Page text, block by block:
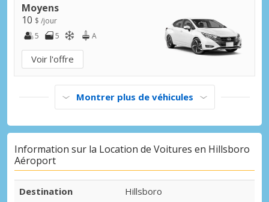
Moyens
10 $ /jour
5
5 A
Voir l'offre
Montrer plus de véhicules
Information sur la Location de Voitures en Hillsboro
Aéroport
Destination
Hillsboro